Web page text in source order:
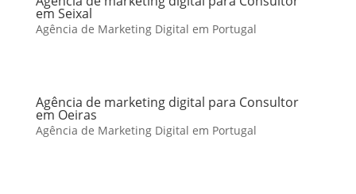
em Seixal
Agência de Marketing Digital em Portugal
Agência de marketing digital para Consultor
em Oeiras
Agência de Marketing Digital em Portugal